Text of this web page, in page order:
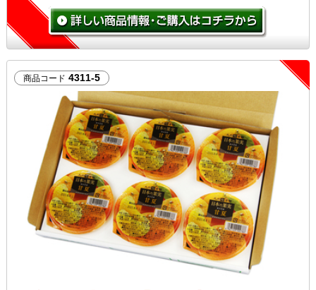
商品コード 4311-5